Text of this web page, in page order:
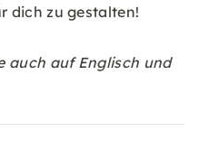
dich zu gestalten!
auch auf Englisch und